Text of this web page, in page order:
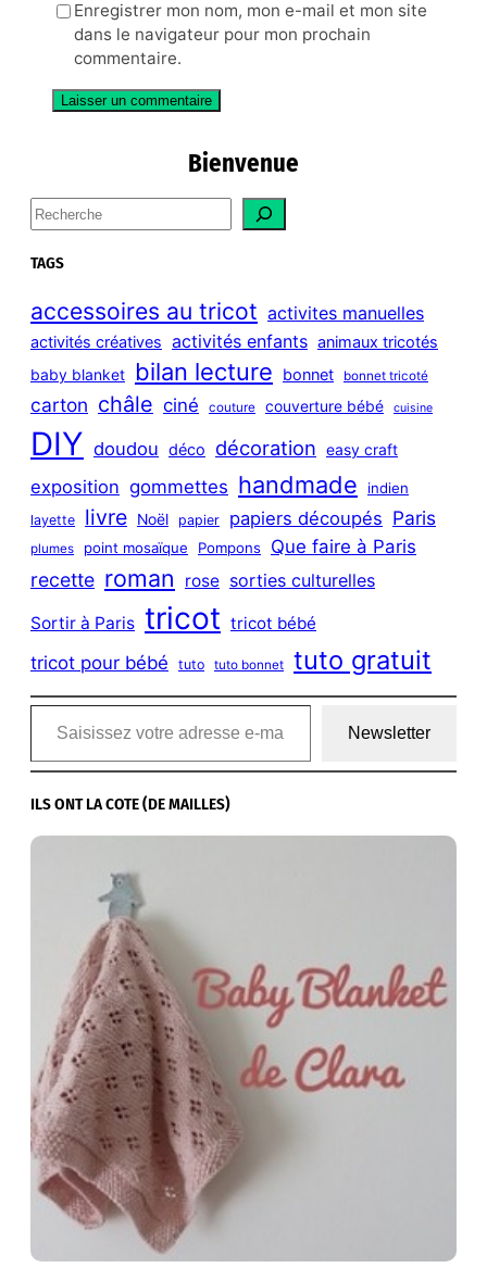
Enregistrer mon nom, mon e-mail et mon site
dans le navigateur pour mon prochain
commentaire.
Bienvenue
S
e
a
c
h
TAGS
accessoires au tricot activites manuelles
activités créatives activités enfants animaux tricotés
baby blanket bilan lecture bonnet bonnet tricoté
carton châle ciné couture couverture bébé cuisine
DIY doudou déco décoration easy craft
exposition gommettes handmade indien
layette livre Noël papier papiers découpés Paris
plumes point mosaïque Pompons Que faire à Paris
recette roman rose sorties culturelles
Sortir à Paris tricot tricot bébé
tricot pour bébé tuto tuto bonnet tuto gratuit
Saisissez votre adresse e-mail…
Newsletter
ILS ONT LA COTE (DE MAILLES)